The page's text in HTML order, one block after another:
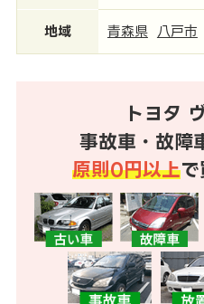
地域 青森県 八戸市
トヨタ
事故車・故障
原則0円以上で